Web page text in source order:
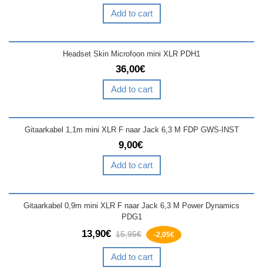
Add to cart
Headset Skin Microfoon mini XLR PDH1
36,00€
Add to cart
Gitaarkabel 1,1m mini XLR F naar Jack 6,3 M FDP GWS-INST
9,00€
Add to cart
Gitaarkabel 0,9m mini XLR F naar Jack 6,3 M Power Dynamics
PDG1
13,90€ 15,95€ -2,05€
Add to cart